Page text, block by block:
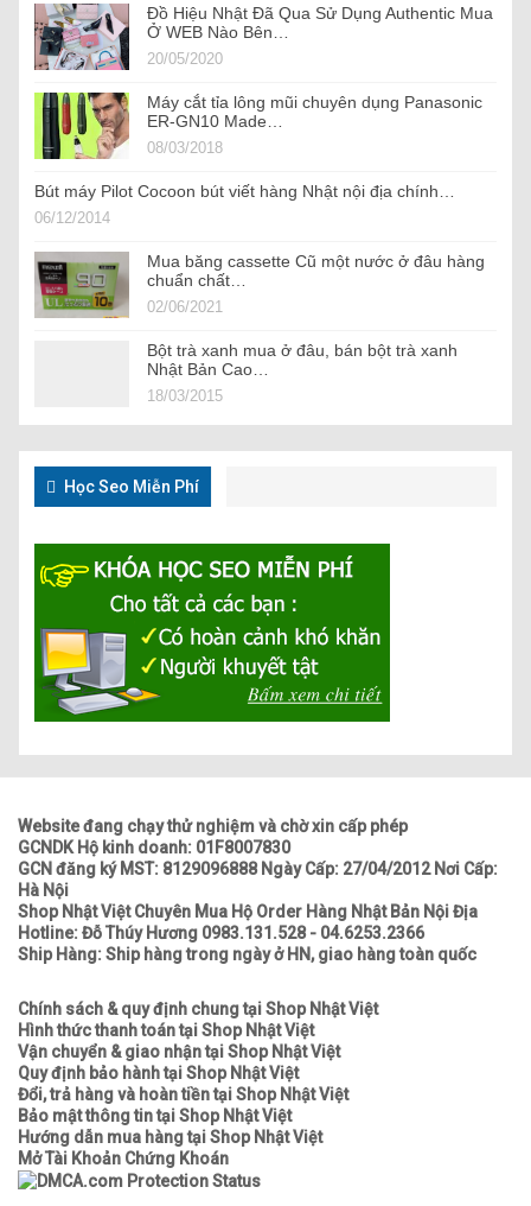
Đồ Hiệu Nhật Đã Qua Sử Dụng Authentic Mua
Ở WEB Nào Bên…
20/05/2020
Máy cắt tỉa lông mũi chuyên dụng Panasonic
ER-GN10 Made…
08/03/2018
Bút máy Pilot Cocoon bút viết hàng Nhật nội địa chính…
06/12/2014
Mua băng cassette Cũ một nước ở đâu hàng
chuẩn chất…
02/06/2021
Bột trà xanh mua ở đâu, bán bột trà xanh
Nhật Bản Cao…
18/03/2015
Học Seo Miễn Phí
Website đang chạy thử nghiệm và chờ xin cấp phép
GCNDK Hộ kinh doanh: 01F8007830
GCN đăng ký MST: 8129096888 Ngày Cấp: 27/04/2012 Nơi Cấp:
Hà Nội
Shop Nhật Việt Chuyên Mua Hộ Order Hàng Nhật Bản Nội Địa
Hotline: Đỗ Thúy Hương 0983.131.528 - 04.6253.2366
Ship Hàng: Ship hàng trong ngày ở HN, giao hàng toàn quốc
Chính sách & quy định chung tại Shop Nhật Việt
Hình thức thanh toán tại Shop Nhật Việt
Vận chuyển & giao nhận tại Shop Nhật Việt
Quy định bảo hành tại Shop Nhật Việt
Đổi, trả hàng và hoàn tiền tại Shop Nhật Việt
Bảo mật thông tin tại Shop Nhật Việt
Hướng dẫn mua hàng tại Shop Nhật Việt
Mở Tài Khoản Chứng Khoán